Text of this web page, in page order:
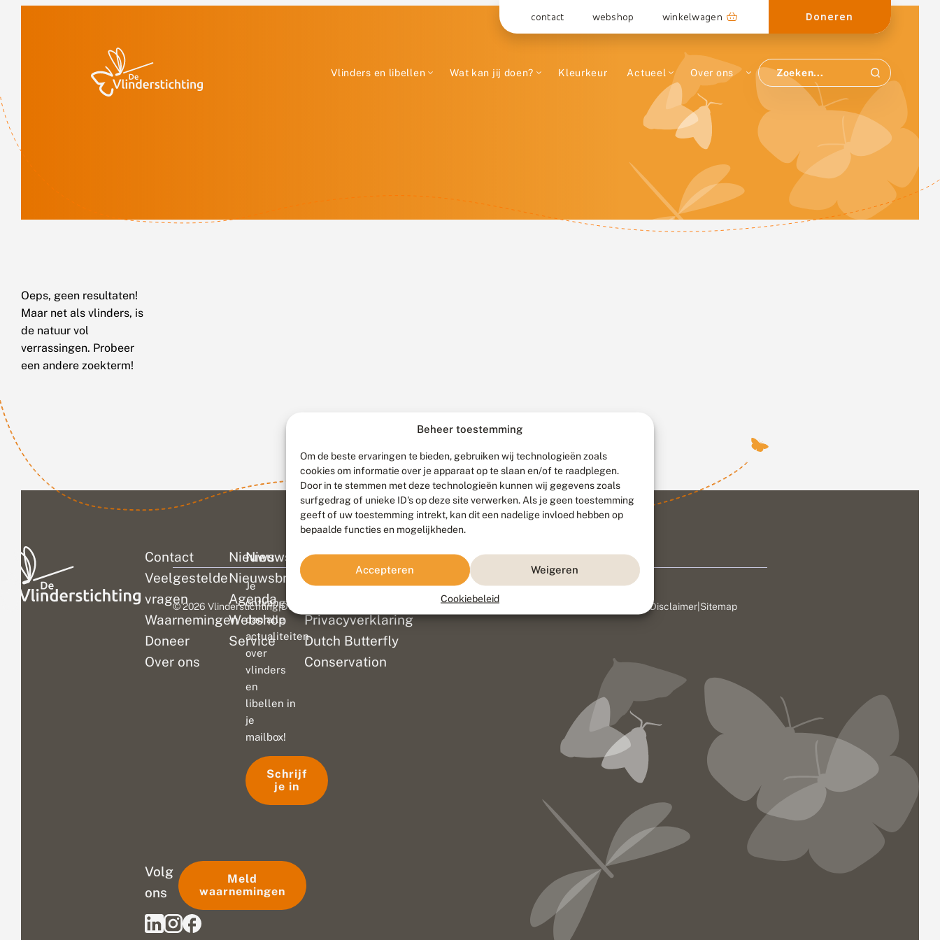
Beheer toestemming
Om de beste ervaringen te bieden, gebruiken wij technologieën zoals
cookies om informatie over je apparaat op te slaan en/of te raadplegen.
Door in te stemmen met deze technologieën kunnen wij gegevens zoals
surfgedrag of unieke ID's op deze site verwerken. Als je geen toestemming
geeft of uw toestemming intrekt, kan dit een nadelige invloed hebben op
bepaalde functies en mogelijkheden.
Accepteren Weigeren
Cookiebeleid
contact webshop winkelwagen Doneren
Vlinders en libellen Wat kan jij doen? Kleurkeur Actueel Over ons
Oeps, geen resultaten!
Maar net als vlinders, is
de natuur vol
verrassingen. Probeer
een andere zoekterm!
Contact
Veelgestelde
vragen
Waarnemingen
Doneer
Over ons
Nieuws
Nieuwsbrief
Agenda
Webshop
Service
Colofon
Disclaimer
Privacyverklaring
Dutch Butterfly
Conservation
Nieuwsbrief
Je
ontvangt
dan alle
actualiteiten
over
vlinders
en
libellen in
je
mailbox!
Schrijf
je in
Volg
ons
Meld
waarnemingen
© 2026 Vlinderstichting|Duurzaam ontwikkeld door Go2People, ontworpen door Disclaimer Sitemap